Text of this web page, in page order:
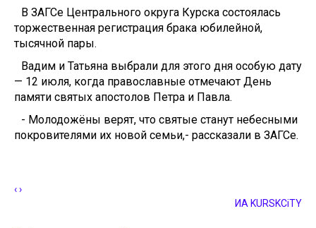
В ЗАГСе Центрального округа Курска состоялась
торжественная регистрация брака юбилейной,
тысячной пары.
Вадим и Татьяна выбрали для этого дня особую дату
— 12 июля, когда православные отмечают День
памяти святых апостолов Петра и Павла.
- Молодожёны верят, что святые станут небесными
покровителями их новой семьи,- рассказали в ЗАГСе.
‹›
ИА KURSKCiTY